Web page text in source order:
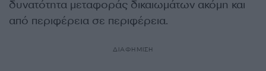
δυνατότητα μεταφοράς δικαιωμάτων ακόμη και
από περιφέρεια σε περιφέρεια.
ΔΙΑΦΗΜΙΣΗ